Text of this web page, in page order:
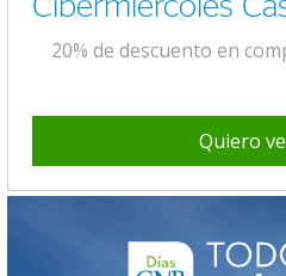
20% de descuento en
Quiero